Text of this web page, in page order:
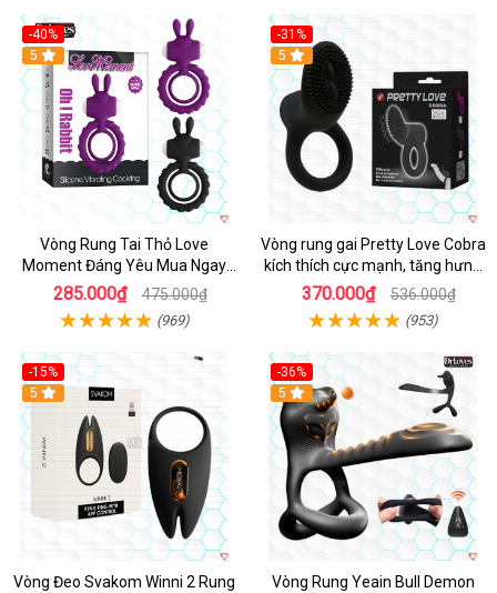
-40%
5
Vòng Rung Tai Thỏ Love
Moment Đáng Yêu Mua Ngay
Giá Tốt
285.000₫ 475.000₫
(969)
-31%
5
Vòng rung gai Pretty Love Cobra
kích thích cực mạnh, tăng hưng
phấn
370.000₫ 536.000₫
(953)
-15%
Hot
5
Vòng Đeo Svakom Winni 2 Rung
-36%
Hot
5
Vòng Rung Yeain Bull Demon